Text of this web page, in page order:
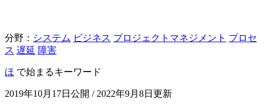
分野： システム ビジネス プロジェクトマネジメント プロセ
ス 遅延 障害
ほ で始まるキーワード
2019年10月17日公開 / 2022年9月8日更新